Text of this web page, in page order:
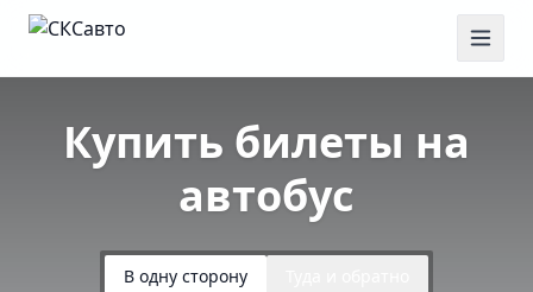
Купить билеты на
автобус
В одну сторону